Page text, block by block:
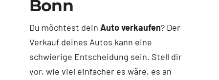
Bonn
Du möchtest dein Auto verkaufen? Der
Verkauf deines Autos kann eine
schwierige Entscheidung sein. Stell dir
vor, wie viel einfacher es wäre, es an